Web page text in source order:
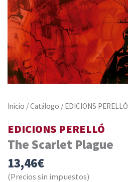
Inicio /Catálogo / EDICIONS PERELLÓ
EDICIONS PERELLÓ
The Scarlet Plague
13,46€
(Precios sin impuestos)